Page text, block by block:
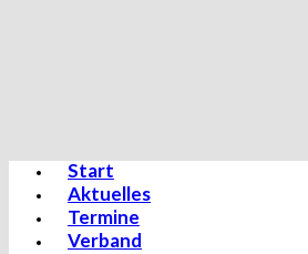
Start
Aktuelles
Termine
Verband